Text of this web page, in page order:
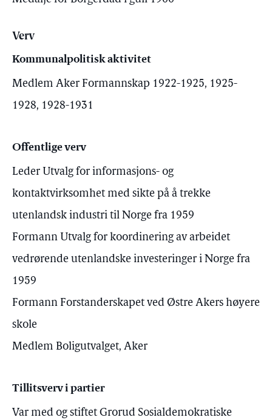
Verv
Kommunalpolitisk aktivitet
Medlem Aker Formannskap 1922-1925, 1925-
1928, 1928-1931
Offentlige verv
Leder Utvalg for informasjons- og
kontaktvirksomhet med sikte på å trekke
utenlandsk industri til Norge fra 1959
Formann Utvalg for koordinering av arbeidet
vedrørende utenlandske investeringer i Norge fra
1959
Formann Forstanderskapet ved Østre Akers høyere
skole
Medlem Boligutvalget, Aker
Tillitsverv i partier
Var med og stiftet Grorud Sosialdemokratiske